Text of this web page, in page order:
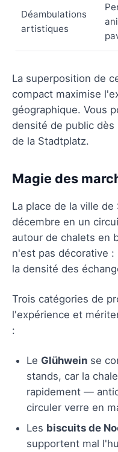
Déambulations
artistiques
La superposition de
compact maximise
géographique. Vous
densité de public dès
de la Stadtplatz.
Magie des
La place de la ville
décembre en un
autour de chalets en
n'est pas décorative
la densité des
Trois catégories de
l'expérience et
:
Le Glühwein se
stands, car la
rapidement —
circuler verre en
Les biscuits de
supportent mal